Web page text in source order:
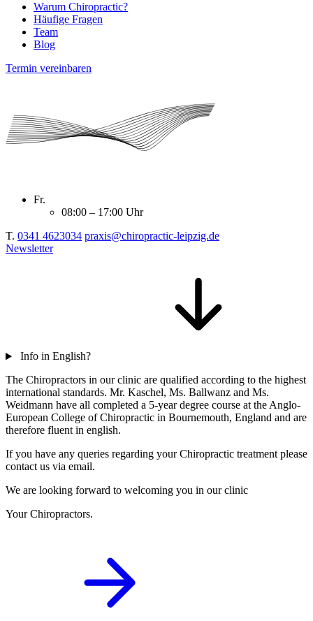
Warum Chiropractic?
Häufige Fragen
Team
Blog
Termin vereinbaren
Fr.
08:00 – 17:00 Uhr
T. 0341 4623034 praxis@chiropractic-leipzig.de
Newsletter
Info in English?
The Chiropractors in our clinic are qualified according to the highest
international standards. Mr. Kaschel, Ms. Ballwanz and Ms.
Weidmann have all completed a 5-year degree course at the Anglo-
European College of Chiropractic in Bournemouth, England and are
therefore fluent in english.
If you have any queries regarding your Chiropractic treatment please
contact us via email.
We are looking forward to welcoming you in our clinic
Your Chiropractors.